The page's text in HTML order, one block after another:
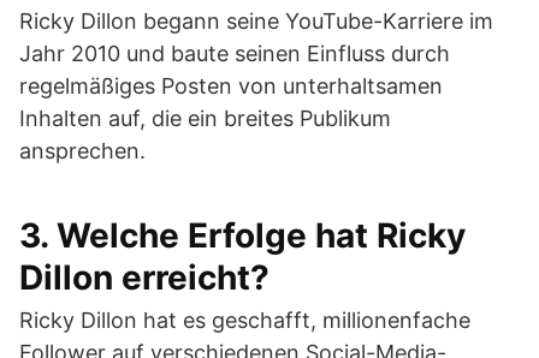
Ricky Dillon begann seine YouTube-Karriere im
Jahr 2010 und baute seinen Einfluss durch
regelmäßiges Posten von unterhaltsamen
Inhalten auf, die ein breites Publikum
ansprechen.
3. Welche Erfolge hat Ricky
Dillon erreicht?
Ricky Dillon hat es geschafft, millionenfache
Follower auf verschiedenen Social-Media-